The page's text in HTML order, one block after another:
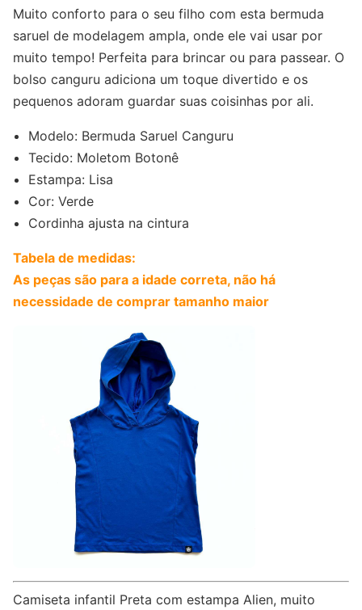
Muito conforto para o seu filho com esta bermuda
saruel de modelagem ampla, onde ele vai usar por
muito tempo! Perfeita para brincar ou para passear. O
bolso canguru adiciona um toque divertido e os
pequenos adoram guardar suas coisinhas por ali.
Modelo: Bermuda Saruel Canguru
Tecido: Moletom Botonê
Estampa: Lisa
Cor: Verde
Cordinha ajusta na cintura
Tabela de medidas:
As peças são para a idade correta, não há
necessidade de comprar tamanho maior
Camiseta infantil Preta com estampa Alien, muito